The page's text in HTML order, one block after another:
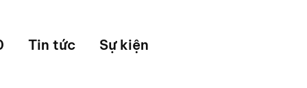
Tin tức Sự kiện